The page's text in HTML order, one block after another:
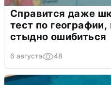
Справится даже
тест по
стыдно ошибиться
6 августа 48